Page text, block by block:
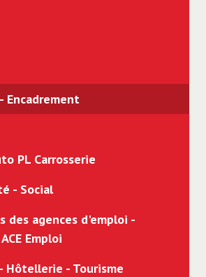
Encadrement
PL Carrosserie
- Social
des agences d'emploi -
Emploi
Hôtellerie - Tourisme